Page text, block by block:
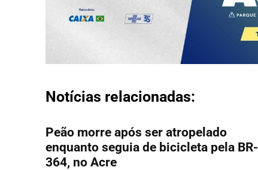
Notícias relacionadas:
Peão morre após ser atropelado
enquanto seguia de bicicleta pela BR-
364, no Acre